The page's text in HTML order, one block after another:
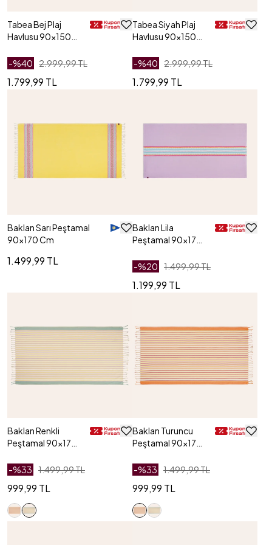
Tabea Bej Plaj
Havlusu 90x150
-%40 2.999,99 TL
1.799,99 TL
Tabea Siyah Plaj
Havlusu 90x150
-%40 2.999,99 TL
1.799,99 TL
Baklan Sarı Peştamal
90x170 Cm
1.499,99 TL
Baklan Lila
Peştamal 90x170
-%20 1.499,99 TL
1.199,99 TL
Baklan Renkli
Peştamal 90x170
-%33 1.499,99 TL
999,99 TL
Baklan Turuncu
Peştamal 90x170
-%33 1.499,99 TL
999,99 TL